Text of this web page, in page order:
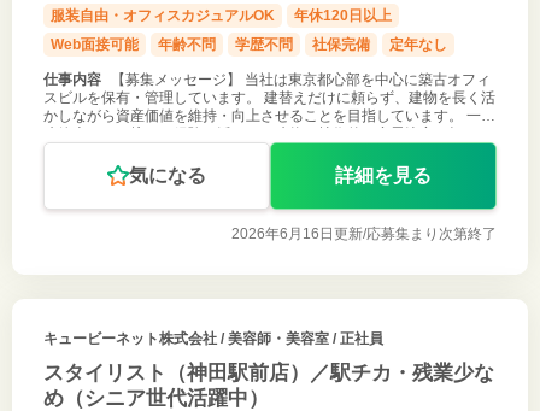
服装自由・オフィスカジュアルOK
年休120日以上
Web面接可能
年齢不問 学歴不問 社保完備 定年なし
仕事内容
【募集メッセージ】 当社は東京都心部を中心に築古オフィ
スビルを保有・管理しています。 建替えだけに頼らず、建物を長く活
かしながら資産価値を維持・向上させることを目指しています。 一級
建築士として培った経験を活かし、建物の技術的な意思決定を担って
いただける方を募
気になる 詳細を見る
2026年6月16日更新/応募集まり次第終了
キュービーネット株式会社/ 美容師・美容室 / 正社員
スタイリスト（神田駅前店）／駅チカ・残業少な
め（シニア世代活躍中）